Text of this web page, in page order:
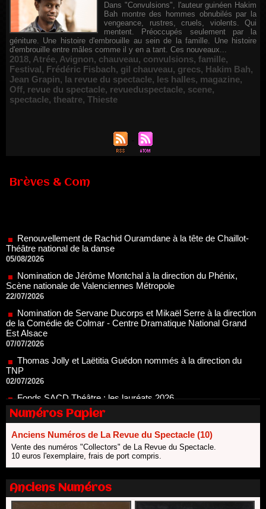
Dans "Convulsions", l'auteur guinéen Hakim
Bah montre des hommes obnubilés par la
vengeance, rustres, cruels, violents. Qui
mentent. Préoccupés seulement par la
géniture. Une histoire d'embrouille au sein de la famille. Une histoire
d'embrouille entre mâles comme il y en a tant. Ces nouveaux...
2018, Atrée, Avignon, chauveau, convulsions, famille,
Festival, Frédéric Fisbach, gil chauveau, grecs, Hakim Bah,
Jean Grapin, la revue du spectacle, les halles, magazine,
Off, revue du spectacle, revueduspectacle, scene,
spectacle, theatre, Thieste
Brèves & Com
05/08/2026
Nomination de Jérôme Montchal à la direction du Phénix,
Scène nationale de Valenciennes Métropole
22/07/2026
Nomination de Servane Ducorps et Mikaël Serre à la direction
de la Comédie de Colmar - Centre Dramatique National Grand
Est Alsace
07/07/2026
Thomas Jolly et Laëtitia Guédon nommés à la direction du
TNP
02/07/2026
Fonds SACD Théâtre : les lauréats 2026
23/06/2026
Dispositif ARTCENA Écrire pour le cirque, les lauréats 2026 !
20/06/2026
Le palmarès des prix SACD 2026
18/06/2026
Les 10 lauréats du Fonds Grandes Formes Théâtre 2026
SACD
Nomination de Nathalie Garraud et Olivier Saccomano à la
direction du Théâtre de Gennevilliers - CDN
Numéros Papier
Anciens Numéros de La Revue du Spectacle (10)
Vente des numéros "Collectors" de La Revue du Spectacle.
10 euros l'exemplaire, frais de port compris.
Anciens Numéros